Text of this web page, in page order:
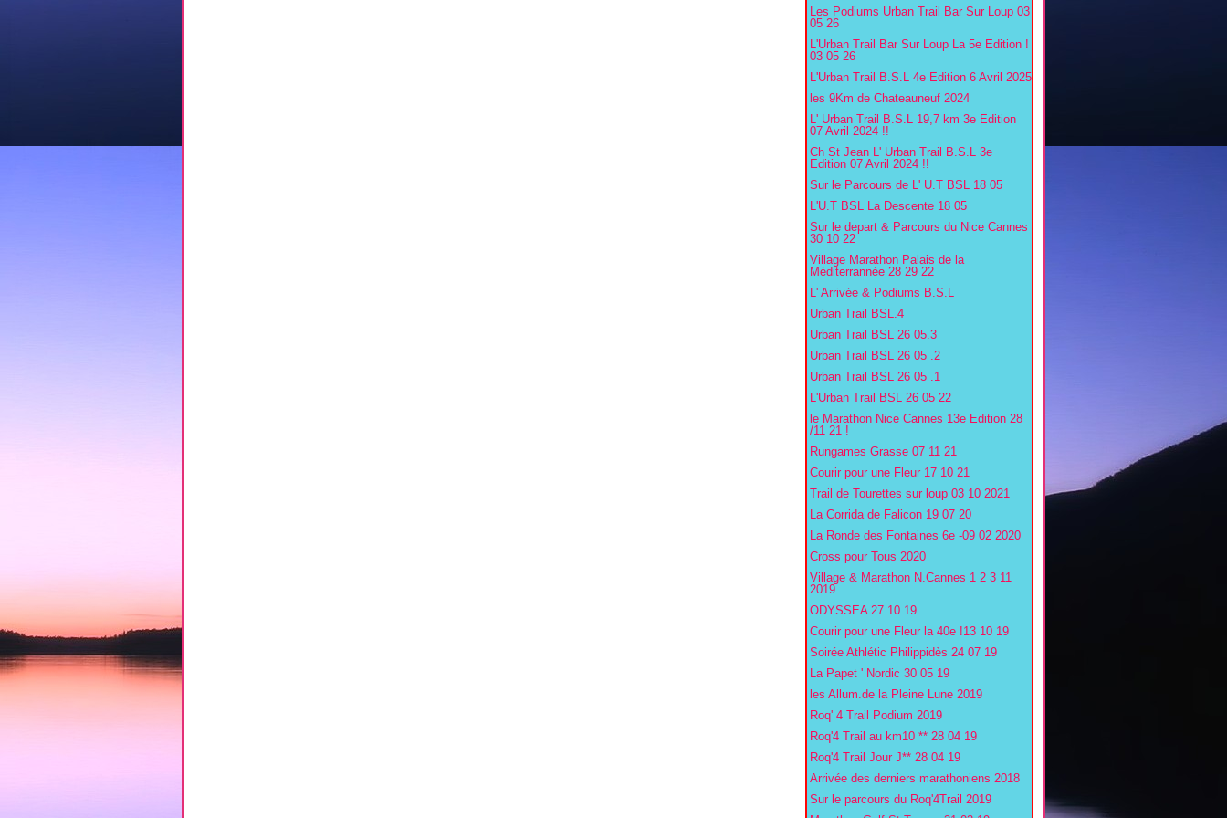
Les Podiums Urban Trail Bar Sur Loup 03
05 26
L'Urban Trail Bar Sur Loup La 5e Edition !
03 05 26
L'Urban Trail B.S.L 4e Edition 6 Avril 2025
les 9Km de Chateauneuf 2024
L' Urban Trail B.S.L 19,7 km 3e Edition
07 Avril 2024 !!
Ch St Jean L' Urban Trail B.S.L 3e
Edition 07 Avril 2024 !!
Sur le Parcours de L' U.T BSL 18 05
L'U.T BSL La Descente 18 05
Sur le depart & Parcours du Nice Cannes
30 10 22
Village Marathon Palais de la
Méditerrannée 28 29 22
L' Arrivée & Podiums B.S.L
Urban Trail BSL.4
Urban Trail BSL 26 05.3
Urban Trail BSL 26 05 .2
Urban Trail BSL 26 05 .1
L'Urban Trail BSL 26 05 22
le Marathon Nice Cannes 13e Edition 28
/11 21 !
Rungames Grasse 07 11 21
Courir pour une Fleur 17 10 21
Trail de Tourettes sur loup 03 10 2021
La Corrida de Falicon 19 07 20
La Ronde des Fontaines 6e -09 02 2020
Cross pour Tous 2020
Village & Marathon N.Cannes 1 2 3 11
2019
ODYSSEA 27 10 19
Courir pour une Fleur la 40e !13 10 19
Soirée Athlétic Philippidès 24 07 19
La Papet ' Nordic 30 05 19
les Allum.de la Pleine Lune 2019
Roq' 4 Trail Podium 2019
Roq'4 Trail au km10 ** 28 04 19
Roq'4 Trail Jour J** 28 04 19
Arrivée des derniers marathoniens 2018
Sur le parcours du Roq'4Trail 2019